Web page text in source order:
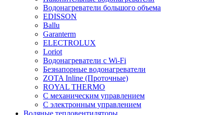
Водонагреватели большого объема
EDISSON
Ballu
Garanterm
ELECTROLUX
Loriot
Водонагреватели с Wi-Fi
Безнапорные водонагреватели
ZOTA Inline (Проточные)
ROYAL THERMO
С механическим управлением
С электронным управлением
Водяные тепловентиляторы